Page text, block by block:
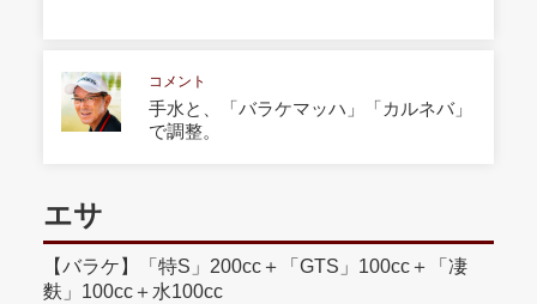
コメント
手水と、「バラケマッハ」「カルネバ」
で調整。
エサ
【バラケ】「特S」200cc＋「GTS」100cc＋「凄
麩」100cc＋水100cc